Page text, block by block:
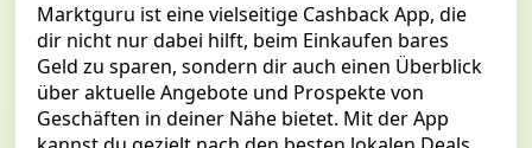
Marktguru ist eine vielseitige Cashback App, die
dir nicht nur dabei hilft, beim Einkaufen bares
Geld zu sparen, sondern dir auch einen Überblick
über aktuelle Angebote und Prospekte von
Geschäften in deiner Nähe bietet. Mit der App